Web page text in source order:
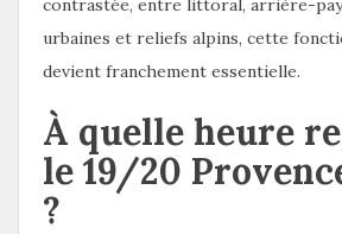
urbaines et reliefs alpins, cette
devient franchement essentielle.
À quelle heure
le 19/20
?